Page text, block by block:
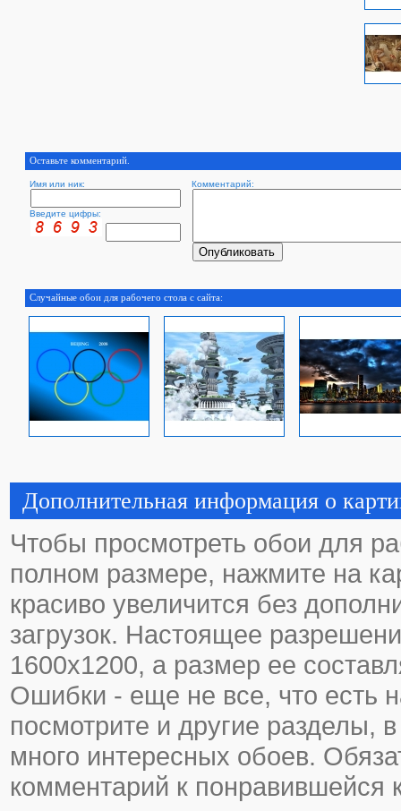
Оставьте комментарий.
Имя или ник: Комментарий:
Введите цифры:
Случайные обои для рабочего стола с сайта:
Дополнительная информация о
Чтобы просмотреть обои для
полном размере, нажмите на
красиво увеличится без
загрузок. Настоящее
1600х1200, а размер ее
Ошибки - еще не все, что есть
посмотрите и другие разделы,
много интересных обоев.
комментарий к понравившейся